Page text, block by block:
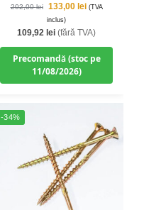
202,00lei 133,00 lei (TVA
inclus)
109,92 lei (fără TVA)
Precomandă (stoc pe
11/08/2026)
-34%